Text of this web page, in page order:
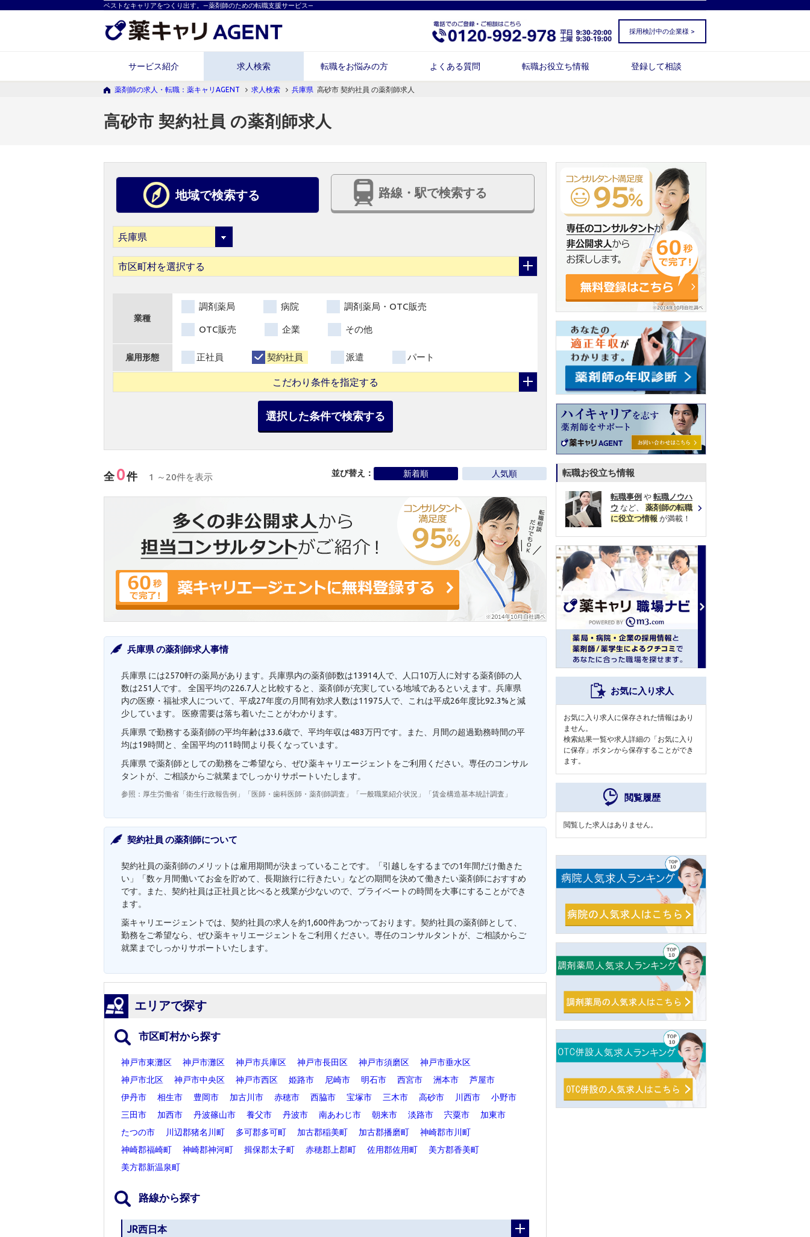
ベストなキャリアをつくり出す。―薬剤師のための転職支援サービス―
採用検討中の企業様 >
サービス紹介 求人検索 転職をお悩みの方 よくある質問 転職お役立ち情報 登録して相談
薬剤師の求人・転職：薬キャリAGENT 求人検索 兵庫県 高砂市 契約社員 の薬剤師求人
高砂市 契約社員 の薬剤師求人
地域で検索する 路線・駅で検索する
市区町村を選択する
業種
調剤薬局 病院 調剤薬局・OTC販売
OTC販売 企業 その他
雇用形態 正社員 契約社員 派遣 パート
こだわり条件を指定する
選択した条件で検索する
全 0件 1 ～20件を表示 並び替え： 新着順 人気順
兵庫県 の薬剤師求人事情
兵庫県 には2570軒の薬局があります。兵庫県内の薬剤師数は13914人で、人口10万人に対する薬剤師の人
数は251人です。 全国平均の226.7人と比較すると、薬剤師が充実している地域であるといえます。兵庫県
内の医療・福祉求人について、平成27年度の月間有効求人数は11975人で、これは平成26年度比92.3%と減
少しています。 医療需要は落ち着いたことがわかります。
兵庫県 で勤務する薬剤師の平均年齢は33.6歳で、平均年収は483万円です。また、月間の超過勤務時間の平
均は19時間と、全国平均の11時間より長くなっています。
兵庫県 で薬剤師としての勤務をご希望なら、ぜひ薬キャリエージェントをご利用ください。専任のコンサル
タントが、ご相談からご就業までしっかりサポートいたします。
参照：厚生労働省「衛生行政報告例」「医師・歯科医師・薬剤師調査」「一般職業紹介状況」「賃金構造基本統計調査」
契約社員 の薬剤師について
契約社員の薬剤師のメリットは雇用期間が決まっていることです。「引越しをするまでの1年間だけ働きた
い」「数ヶ月間働いてお金を貯めて、長期旅行に行きたい」などの期間を決めて働きたい薬剤師におすすめ
です。また、契約社員は正社員と比べると残業が少ないので、プライベートの時間を大事にすることができ
ます。
薬キャリエージェントでは、契約社員の求人を約1,600件あつかっております。契約社員の薬剤師として、
勤務をご希望なら、ぜひ薬キャリエージェントをご利用ください。専任のコンサルタントが、ご相談からご
就業までしっかりサポートいたします。
エリアで探す
市区町村から探す
神戸市東灘区 神戸市灘区 神戸市兵庫区 神戸市長田区 神戸市須磨区
神戸市垂水区
神戸市北区
神戸市中央区 神戸市西区 姫路市 尼崎市 明石市 西宮市 洲本市
芦屋市
伊丹市
相生市 豊岡市 加古川市 赤穂市 西脇市 宝塚市 三木市 高砂市 川西市
小野市
三田市
加西市 丹波篠山市 養父市 丹波市 南あわじ市 朝来市 淡路市 宍粟市
加東市
たつの市
川辺郡猪名川町 多可郡多可町 加古郡稲美町 加古郡播磨町
神崎郡市川町
神崎郡福崎町
神崎郡神河町 揖保郡太子町 赤穂郡上郡町 佐用郡佐用町
美方郡香美町
美方郡新温泉町
路線から探す
JR西日本
転職お役立ち情報
転職事例 や 転職ノウハ
ウ など、 薬剤師の転職
に役立つ情報 が満載！
お気に入り求人
お気に入り求人に保存された情報はあり
ません。
検索結果一覧や求人詳細の「お気に入り
に保存」ボタンから保存することができ
ます。
閲覧履歴
閲覧した求人はありません。